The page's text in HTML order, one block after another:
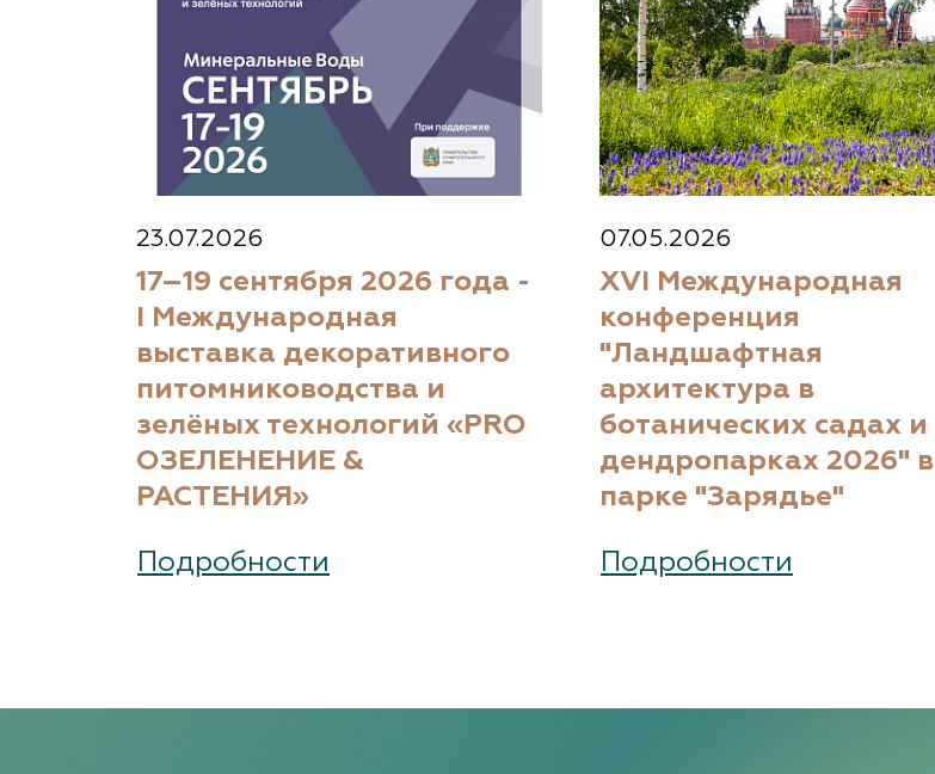
23.07.2026
17–19 сентября 2026 года -
I Международная
выставка декоративного
питомниководства и
зелёных технологий «PRO
ОЗЕЛЕНЕНИЕ &
РАСТЕНИЯ»
Подробности
07.05.2026
XVI Международная
конференция
"Ландшафтная
архитектура в
ботанических садах и
дендропарках 2026" в
парке "Зарядье"
Подробности